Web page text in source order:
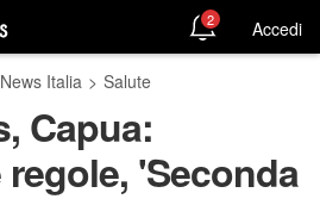
2 Accedi
Italia > Salute
Capua:
'Seconda